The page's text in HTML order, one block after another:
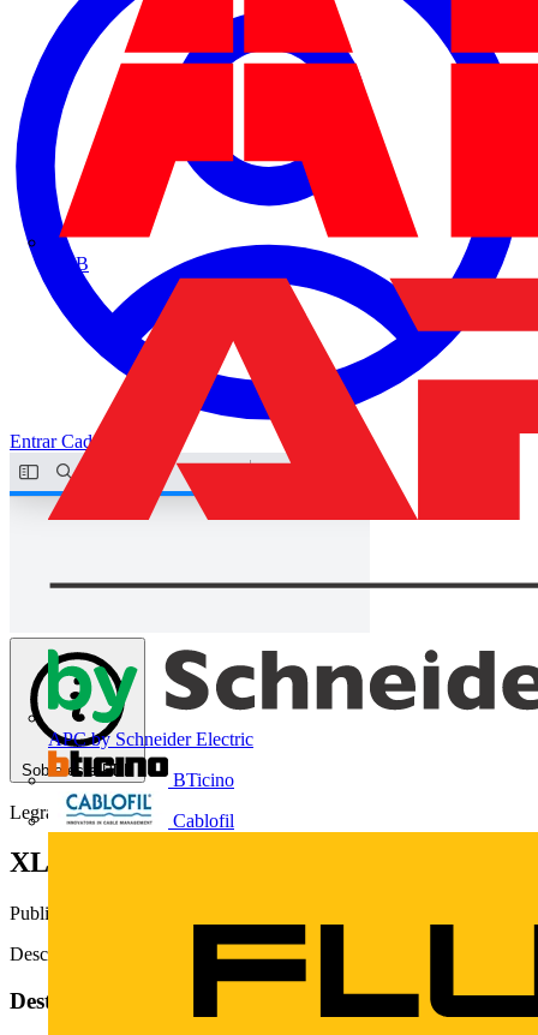
ABB
APC by Schneider Electric
BTicino
Cablofil
EntrarCadastrar
Sobre este PDF
Legrand
XL3 160 e 400
Publicado: 15 de fevereiro de 2013
Descarregue aqui
Deste documento